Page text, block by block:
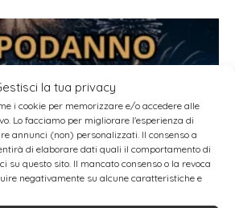
la tua privacy
i cookie per memorizzare e/o accedere alle
Lo facciamo per migliorare l'esperienza di
annunci (non) personalizzati. Il consenso a
di elaborare dati quali il comportamento di
su questo sito. Il mancato consenso o la revoca
negativamente su alcune caratteristiche e